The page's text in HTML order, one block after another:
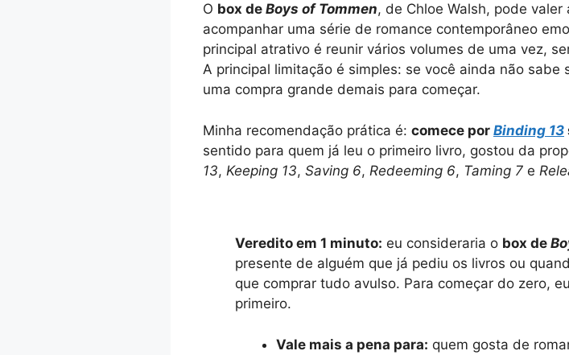
O box de Boys of Tommen, de Chloe Walsh, pode
acompanhar uma série de romance contemporâneo
principal atrativo é reunir vários volumes de uma vez,
A principal limitação é simples: se você ainda não
uma compra grande demais para começar.
Minha recomendação prática é: comece por Binding 13
sentido para quem já leu o primeiro livro, gostou da
13, Keeping 13, Saving 6, Redeeming 6, Taming 7 e
Veredito em 1 minuto: eu consideraria o box de
presente de alguém que já pediu os livros ou
que comprar tudo avulso. Para começar do zero,
primeiro.
Vale mais a pena para: quem gosta de